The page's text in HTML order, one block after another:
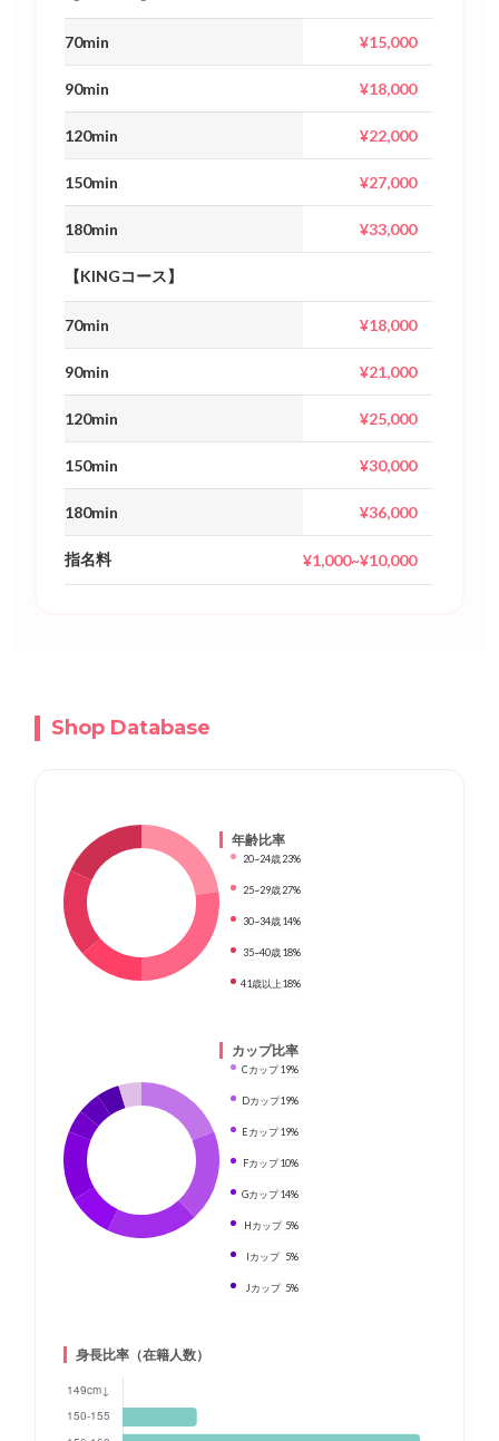
70min ¥15,000
90min ¥18,000
120min ¥22,000
150min ¥27,000
180min ¥33,000
【KINGコース】
70min ¥18,000
90min ¥21,000
120min ¥25,000
150min ¥30,000
180min ¥36,000
指名料 ¥1,000~¥10,000
Shop Database
年齢比率
20~24歳 23%
25~29歳 27%
30~34歳 14%
35~40歳 18%
41歳以上18%
カップ比率
Cカップ19%
Dカップ19%
Eカップ19%
Fカップ 10%
Gカップ14%
Hカップ 5%
Iカップ 5%
Jカップ 5%
身長比率（在籍人数）